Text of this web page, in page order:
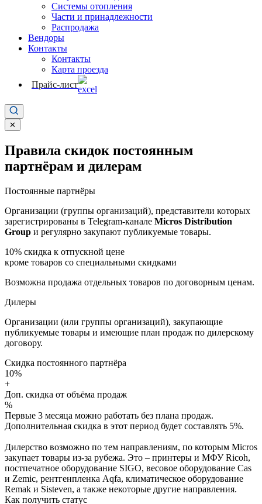
Системы отопления
Части и принадлежности
Раcпродажа
Вендоры
Контакты
Контакты
Карта проезда
Прайс-лист
✕
Правила скидок постоянным
партнёрам и дилерам
Постоянные партнёры
Организации (группы организаций), представители которых
зарегистрированы в Telegram-канале Micros Distribution
Group и регулярно закупают публикуемые товары.
10% скидка к отпускной цене
кроме товаров со специальными скидками
Возможна продажа отдельных товаров по договорным ценам.
Дилеры
Организации (или группы организаций), закупающие
публикуемые товары и имеющие план продаж по дилерскому
договору.
Скидка постоянного партнёра
10%
+
Доп. скидка от объёма продаж
%
Первые 3 месяца можно работать без плана продаж.
Дополнительная скидка в этот период будет составлять 5%.
Дилерство возможно по тем направлениям, по которым Micros
закупает товары из-за рубежа. Это – принтеры и МФУ Ricoh,
постпечатное оборудование SIGO, весовое оборудование Cas
и Zemic, рентгенпленка Aqfa, климатическое оборудование
Remak и Sisteven, а также некоторые другие направления.
Как получить статус